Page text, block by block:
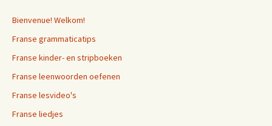
Bienvenue! Welkom!
Franse grammaticatips
Franse kinder- en stripboeken
Franse leenwoorden oefenen
Franse lesvideo's
Franse liedjes